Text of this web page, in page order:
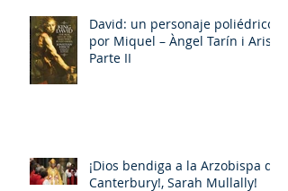
David: un personaje poliédrico,
por Miquel – Àngel Tarín i Arisó
Parte II
¡Dios bendiga a la Arzobispa de
Canterbury!, Sarah Mullally!